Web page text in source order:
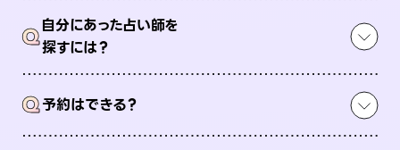
Q自分にあった占い師を
探すには？
Q予約はできる？